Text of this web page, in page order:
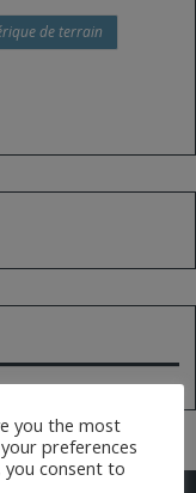
de terrain
you the most
preferences
you consent to